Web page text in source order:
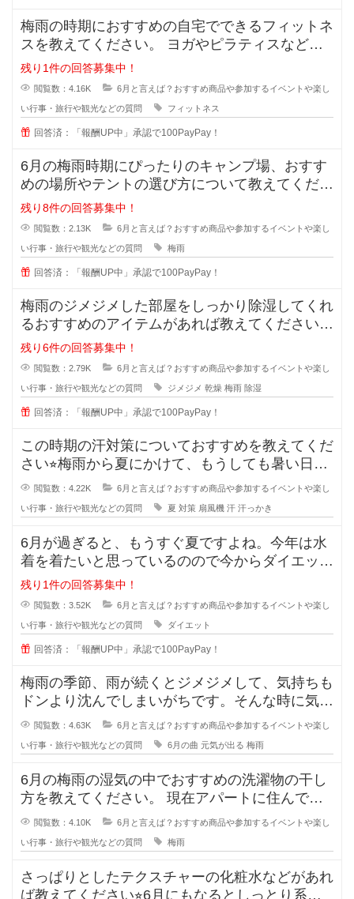
梅雨の時期におすすめの自宅でできるフィットネ
スを教えてください。 ヨガやピラティスなど、
具体的なプログラムや道具が
残り1件の回答募集中！
閲覧数：4.16K 6月と言えば？おすすめ商品や参加するイベントや楽し
い行事・旅行や観光などの質問 フィットネス
回答済：「報酬UP中」承認で100PayPay！
6月の梅雨時期にぴったりのキャンプ場、おすす
めの場所やテントの選び方について教えてくださ
い。 雨でも楽しめる工夫が
残り8件の回答募集中！
閲覧数：2.13K 6月と言えば？おすすめ商品や参加するイベントや楽し
い行事・旅行や観光などの質問 梅雨
回答済：「報酬UP中」承認で100PayPay！
梅雨のジメジメした部屋をしっかり除湿してくれ
るおすすめのアイテムがあれば教えてください⭐︎
これから
残り6件の回答募集中！
閲覧数：2.79K 6月と言えば？おすすめ商品や参加するイベントや楽し
い行事・旅行や観光などの質問 ジメジメ 乾燥 梅雨 除湿
回答済：「報酬UP中」承認で100PayPay！
この時期の汗対策についておすすめを教えてくだ
さい⭐︎梅雨から夏にかけて、もうしても暑い日が
続き、外を歩いて
閲覧数：4.22K 6月と言えば？おすすめ商品や参加するイベントや楽し
い行事・旅行や観光などの質問 夏 対策 扇風機 汗 汗っかき
6月が過ぎると、もうすぐ夏ですよね。今年は水
着を着たいと思っているのので今からダイエット
を頑張ろうと思っています。
残り1件の回答募集中！
閲覧数：3.52K 6月と言えば？おすすめ商品や参加するイベントや楽し
い行事・旅行や観光などの質問 ダイエット
回答済：「報酬UP中」承認で100PayPay！
梅雨の季節、雨が続くとジメジメして、気持ちも
ドンより沈んでしまいがちです。そんな時に気持
ちを晴れやかにしてくれるおすすめ
閲覧数：4.63K 6月と言えば？おすすめ商品や参加するイベントや楽し
い行事・旅行や観光などの質問 6月の曲 元気が出る 梅雨
6月の梅雨の湿気の中でおすすめの洗濯物の干し
方を教えてください。 現在アパートに住んでい
ますが、この時期の湿気で洗
閲覧数：4.10K 6月と言えば？おすすめ商品や参加するイベントや楽し
い行事・旅行や観光などの質問 梅雨
さっぱりとしたテクスチャーの化粧水などがあれ
ば教えてください⭐︎6月にもなるとしっとり系の